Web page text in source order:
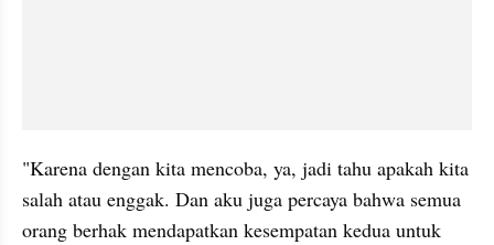
"Karena dengan kita mencoba, ya, jadi tahu apakah kita
salah atau enggak. Dan aku juga percaya bahwa semua
orang berhak mendapatkan kesempatan kedua untuk